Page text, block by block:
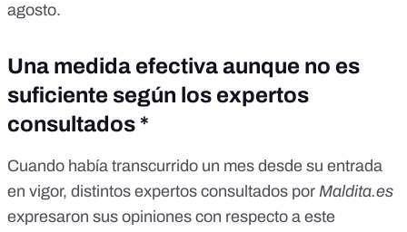
agosto.
Una medida efectiva aunque no es
suficiente según los expertos
consultados *
Cuando había transcurrido un mes desde su entrada
en vigor, distintos expertos consultados por Maldita.es
expresaron sus opiniones con respecto a este